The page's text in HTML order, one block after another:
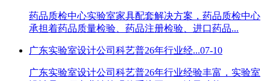
药品质检中心实验室家具配套解决方案，药品质检中心
承担着药品质量检验、药品注册检验、进口药品...
广东实验室设计公司科艺普26年行业经...07-10
广东实验室设计公司科艺普26年行业经验丰富，实验室